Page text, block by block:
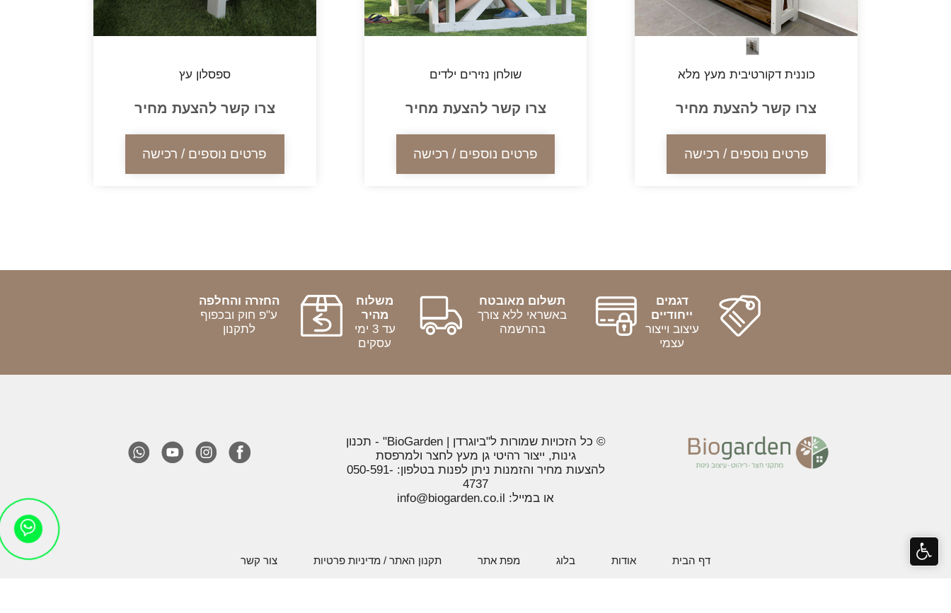
כוננית דקורטיבית מעץ מלא
צרו קשר להצעת מחיר
פרטים נוספים / רכישה
שולחן נזירים ילדים
צרו קשר להצעת מחיר
פרטים נוספים / רכישה
ספסלון עץ
צרו קשר להצעת מחיר
פרטים נוספים / רכישה
דגמים
ייחודיים
עיצוב וייצור
עצמי
תשלום מאובטח
באשראי ללא צורך
בהרשמה
משלוח
מהיר
עד 3 ימי
עסקים
החזרה והחלפה
ע"פ חוק ובכפוף
לתקנון
© כל הזכויות שמורות ל"ביוגרדן | BioGarden" - תכנון
גינות, ייצור רהיטי גן מעץ לחצר ולמרפסת
להצעות מחיר והזמנות ניתן לפנות בטלפון: 050-591-
4737
או במייל: info@biogarden.co.il
דף הבית אודות בלוג מפת אתר תקנון האתר / מדיניות פרטיות צור קשר